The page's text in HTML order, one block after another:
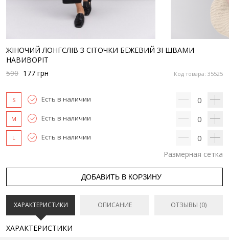
ЖІНОЧИЙ ЛОНГСЛІВ З СІТОЧКИ БЕЖЕВИЙ ЗІ ШВАМИ
НАВИВОРІТ
Код товара: 35525
590 177 грн
S Есть в наличии 0
M Есть в наличии 0
L Есть в наличии 0
Размерная сетка
ДОБАВИТЬ В КОРЗИНУ
ХАРАКТЕРИСТИКИ ОПИСАНИЕ ОТЗЫВЫ (0)
ХАРАКТЕРИСТИКИ